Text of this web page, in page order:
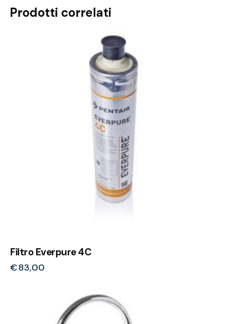
Prodotti correlati
Filtro Everpure 4C
€83,00